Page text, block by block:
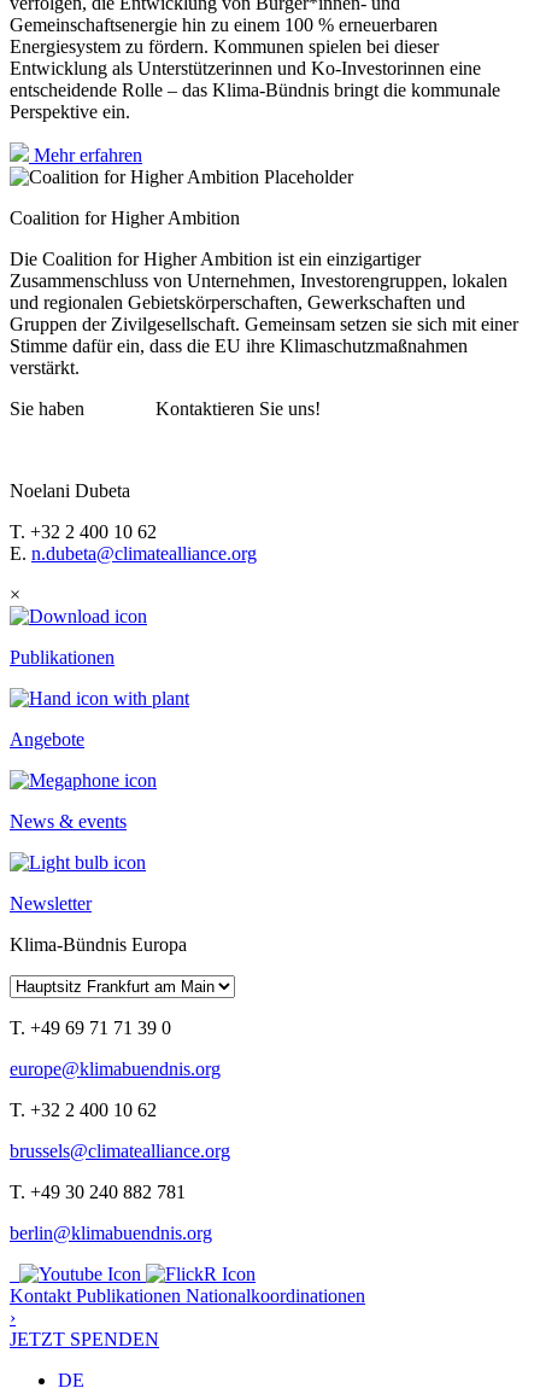
Gemeinschaftsenergie hin zu einem 100 % erneuerbaren
Energiesystem zu fördern. Kommunen spielen bei dieser
Entwicklung als Unterstützerinnen und Ko-Investorinnen eine
entscheidende Rolle – das Klima-Bündnis bringt die kommunale
Perspektive ein.
Mehr erfahren
Coalition for Higher Ambition
Die Coalition for Higher Ambition ist ein einzigartiger
Zusammenschluss von Unternehmen, Investorengruppen, lokalen
und regionalen Gebietskörperschaften, Gewerkschaften und
Gruppen der Zivilgesellschaft. Gemeinsam setzen sie sich mit einer
Stimme dafür ein, dass die EU ihre Klimaschutzmaßnahmen
verstärkt.
Sie haben
Kontaktieren Sie uns!
Noelani Dubeta
T. +32 2 400 10 62
E. n.dubeta@climatealliance.org
×
Publikationen
Angebote
News & events
Newsletter
Klima-Bündnis Europa
T. +49 69 71 71 39 0
europe@klimabuendnis.org
T. +32 2 400 10 62
brussels@climatealliance.org
T. +49 30 240 882 781
berlin@klimabuendnis.org
Kontakt Publikationen Nationalkoordinationen
›
JETZT SPENDEN
DE